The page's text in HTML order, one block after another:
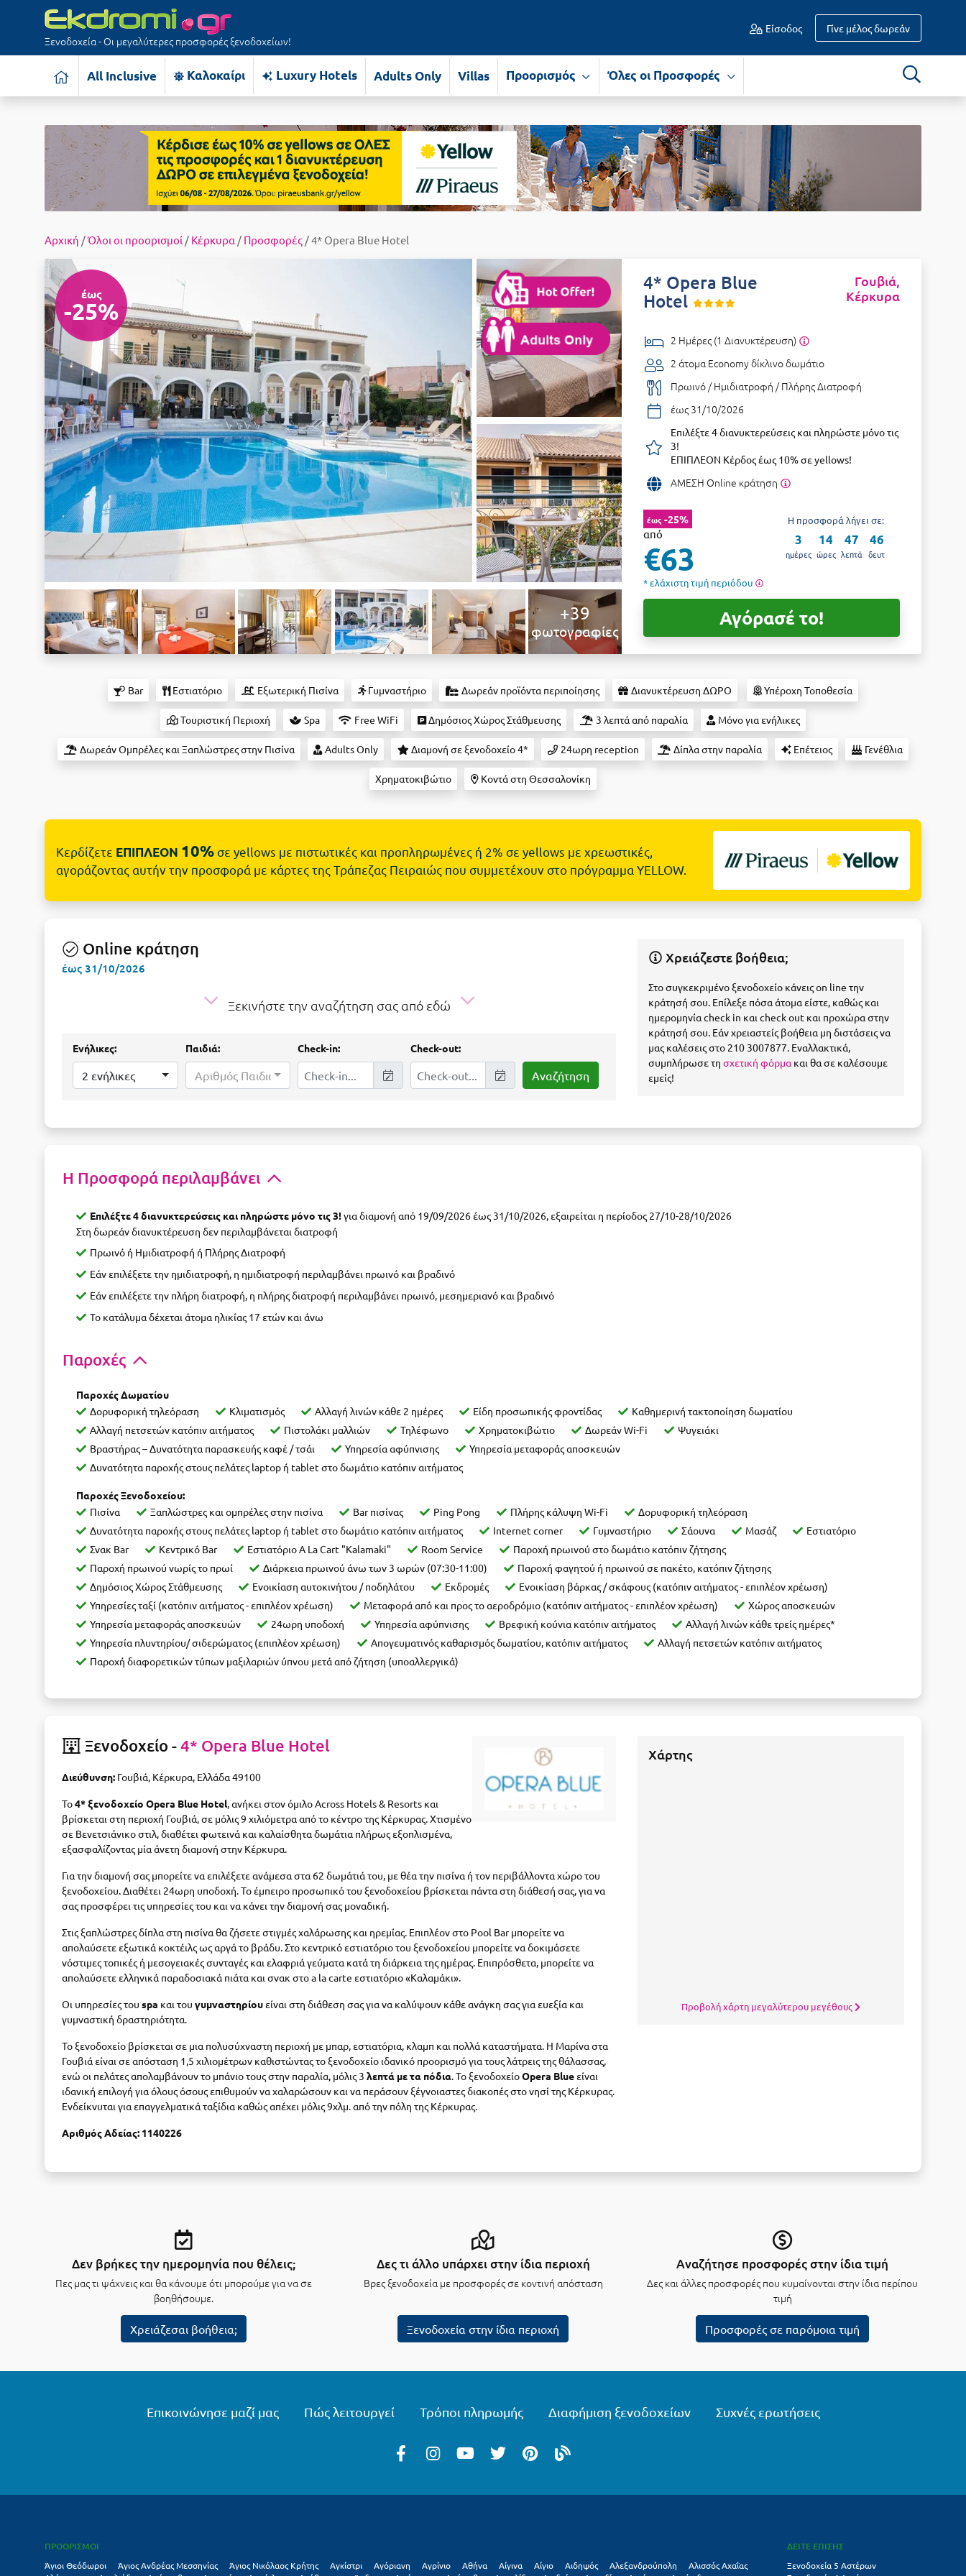
Ξενοδοχεία - Οι μεγαλύτερες προσφορές ξενοδοχείων!
Είσοδος Γίνε μέλος δωρεάν
All Inclusive Καλοκαίρι Luxury Hotels Adults Only Villas Προορισμός Όλες οι Προσφορές
Αρχική /Όλοι οι προορισμοί / Κέρκυρα / Προσφορές / 4* Opera Blue Hotel
έως
-25%
+39
φωτογραφίες
4* Opera Blue
Hotel
Γουβιά,
Κέρκυρα
2 Ημέρες (1 Διανυκτέρευση)
2 άτομα Economy δίκλινο δωμάτιο
Πρωινό / Ημιδιατροφή / Πλήρης Διατροφή
έως 31/10/2026
Επιλέξτε 4 διανυκτερεύσεις και πληρώστε μόνο τις
3!
ΕΠΙΠΛΕΟΝ Κέρδος έως 10% σε yellows!
ΑΜΕΣΗ Online κράτηση
έως -25%
από
€63
* ελάχιστη τιμή περιόδου
Η προσφορά λήγει σε:
3
ημέρες
14
ώρες
47
λεπτά
45
δευτ
Αγόρασέ το!
Bar Εστιατόριο Εξωτερική Πισίνα Γυμναστήριο Δωρεάν προϊόντα περιποίησης Διανυκτέρευση ΔΩΡΟ Υπέροχη Τοποθεσία
Τουριστική Περιοχή Spa Free WiFi Δημόσιος Χώρος Στάθμευσης 3 λεπτά από παραλία Μόνο για ενήλικες
Δωρεάν Ομπρέλες και Ξαπλώστρες στην Πισίνα Adults Only Διαμονή σε ξενοδοχείο 4* 24ωρη reception Δίπλα στην παραλία Επέτειος Γενέθλια
Χρηματοκιβώτιο Κοντά στη Θεσσαλονίκη
Κερδίζετε ΕΠΙΠΛΕΟΝ 10%σε yellows με πιστωτικές και προπληρωμένες ή 2% σε yellows με χρεωστικές,
αγοράζοντας αυτήν την προσφορά με κάρτες της Τράπεζας Πειραιώς που συμμετέχουν στο πρόγραμμα YELLOW.
Online κράτηση
έως 31/10/2026
Ξεκινήστε την αναζήτηση σας από εδώ
Ενήλικες:
2 ενήλικες
Παιδιά:
Αριθμός Παιδιών...
Check-in: Check-out:
Χρειάζεστε βοήθεια;
Στο συγκεκριμένο ξενοδοχείο κάνεις on line την
κράτησή σου. Επίλεξε πόσα άτομα είστε, καθώς και
ημερομηνία check in και check out και προχώρα στην
κράτησή σου. Εάν χρειαστείς βοήθεια μη διστάσεις να
μας καλέσεις στο 210 3007877. Εναλλακτικά,
συμπλήρωσε τησχετική φόρμα και θα σε καλέσουμε
εμείς!
Η Προσφορά περιλαμβάνει
Επιλέξτε 4 διανυκτερεύσεις και πληρώστε μόνο τις 3!για διαμονή από 19/09/2026 έως 31/10/2026, εξαιρείται η περίοδος 27/10-28/10/2026
Στη δωρεάν διανυκτέρευση δεν περιλαμβάνεται διατροφή
Πρωινό ή Ημιδιατροφή ή Πλήρης Διατροφή
Εάν επιλέξετε την ημιδιατροφή, η ημιδιατροφή περιλαμβάνει πρωινό και βραδινό
Εάν επιλέξετε την πλήρη διατροφή, η πλήρης διατροφή περιλαμβάνει πρωινό, μεσημεριανό και βραδινό
Το κατάλυμα δέχεται άτομα ηλικίας 17 ετών και άνω
Παροχές
Παροχές Δωματίου
Δορυφορική τηλεόραση
Κλιματισμός Αλλαγή λινών κάθε 2 ημέρες Είδη προσωπικής φροντίδας
Καθημερινή τακτοποίηση δωματίου
Αλλαγή πετσετών κατόπιν αιτήματος
Πιστολάκι μαλλιών Τηλέφωνο Χρηματοκιβώτιο Δωρεάν Wi-Fi
Ψυγειάκι
Βραστήρας – Δυνατότητα παρασκευής καφέ / τσάι
Υπηρεσία αφύπνισης
Υπηρεσία μεταφοράς αποσκευών
Δυνατότητα παροχής στους πελάτες laptop ή tablet στο δωμάτιο κατόπιν αιτήματος
Παροχές Ξενοδοχείου:
Πισίνα
Ξαπλώστρες και ομπρέλες στην πισίνα Bar πισίνας Ping Pong Πλήρης κάλυψη Wi-Fi
Δορυφορική τηλεόραση
Δυνατότητα παροχής στους πελάτες laptop ή tablet στο δωμάτιο κατόπιν αιτήματος
Internet corner Γυμναστήριο Σάουνα Μασάζ
Εστιατόριο
Σνακ Bar
Κεντρικό Bar Εστιατόριο A La Cart "Kalamaki" Room Service
Παροχή πρωινού στο δωμάτιο κατόπιν ζήτησης
Παροχή πρωινού νωρίς το πρωί
Διάρκεια πρωινού άνω των 3 ωρών (07:30-11:00)
Παροχή φαγητού ή πρωινού σε πακέτο, κατόπιν ζήτησης
Δημόσιος Χώρος Στάθμευσης
Ενοικίαση αυτοκινήτου / ποδηλάτου Εκδρομές
Ενοικίαση βάρκας / σκάφους (κατόπιν αιτήματος - επιπλέον χρέωση)
Υπηρεσίες ταξί (κατόπιν αιτήματος - επιπλέον χρέωση)
Μεταφορά από και προς το αεροδρόμιο (κατόπιν αιτήματος - επιπλέον χρέωση)
Χώρος αποσκευών
Υπηρεσία μεταφοράς αποσκευών
24ωρη υποδοχή Υπηρεσία αφύπνισης Βρεφική κούνια κατόπιν αιτήματος
Αλλαγή λινών κάθε τρείς ημέρες*
Υπηρεσία πλυντηρίου/ σιδερώματος (επιπλέον χρέωση)
Απογευματινός καθαρισμός δωματίου, κατόπιν αιτήματος
Αλλαγή πετσετών κατόπιν αιτήματος
Παροχή διαφορετικών τύπων μαξιλαριών ύπνου μετά από ζήτηση (υποαλλεργικά)
Ξενοδοχείο -4* Opera Blue Hotel
Διεύθυνση: Γουβιά, Κέρκυρα, Ελλάδα 49100
Το4* ξενοδοχείο Opera Blue Hotel, ανήκει στον όμιλο Across Hotels & Resorts και
βρίσκεται στη περιοχή Γουβιά, σε μόλις 9 χιλιόμετρα από το κέντρο της Κέρκυρας. Χτισμένο
σε Βενετσιάνικο στιλ, διαθέτει φωτεινά και καλαίσθητα δωμάτια πλήρως εξοπλισμένα,
εξασφαλίζοντας μία άνετη διαμονή στην Κέρκυρα.
Για την διαμονή σας μπορείτε να επιλέξετε ανάμεσα στα 62 δωμάτιά του, με θέα την πισίνα ή τον περιβάλλοντα χώρο του
ξενοδοχείου. Διαθέτει 24ωρη υποδοχή. Το έμπειρο προσωπικό του ξενοδοχείου βρίσκεται πάντα στη διάθεσή σας, για να
σας προσφέρει τις υπηρεσίες του και να κάνει την διαμονή σας μοναδική.
Στις ξαπλώστρες δίπλα στη πισίνα θα ζήσετε στιγμές χαλάρωσης και ηρεμίας. Επιπλέον στο Pool Bar μπορείτε να
απολαύσετε εξωτικά κοκτέιλς ως αργά το βράδυ. Στο κεντρικό εστιατόριο του ξενοδοχείου μπορείτε να δοκιμάσετε
νόστιμες τοπικές ή μεσογειακές συνταγές και ελαφριά γεύματα κατά τη διάρκεια της ημέρας. Επιπρόσθετα, μπορείτε να
απολαύσετε ελληνικά παραδοσιακά πιάτα και σνακ στο a la carte εστιατόριο «Καλαμάκι».
Οι υπηρεσίες του spa και του γυμναστηρίουείναι στη διάθεση σας για να καλύψουν κάθε ανάγκη σας για ευεξία και
γυμναστική δραστηριότητα.
Το ξενοδοχείο βρίσκεται σε μια πολυσύχναστη περιοχή με μπαρ, εστιατόρια, κλαμπ και πολλά καταστήματα. Η Μαρίνα στα
Γουβιά είναι σε απόσταση 1,5 χιλιομέτρων καθιστώντας το ξενοδοχείο ιδανικό προορισμό για τους λάτρεις της θάλασσας,
ενώ οι πελάτες απολαμβάνουν το μπάνιο τους στην παραλία, μόλις 3 λεπτά με τα πόδια. Το ξενοδοχείοOpera Blueείναι
ιδανική επιλογή για όλους όσους επιθυμούν να χαλαρώσουν και να περάσουν ξέγνοιαστες διακοπές στο νησί της Κέρκυρας.
Ενδείκνυται για επαγγελματικά ταξίδια καθώς απέχει μόλις 9χλμ. από την πόλη της Κέρκυρας.
Αριθμός Αδείας: 1140226
Χάρτης
Προβολή χάρτη μεγαλύτερου μεγέθους
Δεν βρήκες την ημερομηνία που θέλεις;
Πες μας τι ψάχνεις και θα κάνουμε ότι μπορούμε για να σε
βοηθήσουμε.
Χρειάζεσαι βοήθεια;
Δες τι άλλο υπάρχει στην ίδια περιοχή
Βρες ξενοδοχεία με προσφορές σε κοντινή απόσταση
Ξενοδοχεία στην ίδια περιοχή
Αναζήτησε προσφορές στην ίδια τιμή
Δες και άλλες προσφορές που κυμαίνονται στην ίδια περίπου
τιμή
Προσφορές σε παρόμοια τιμή
Επικοινώνησε μαζί μας Πώς λειτουργεί Τρόποι πληρωμής Διαφήμιση ξενοδοχείων Συχνές ερωτήσεις
ΠΡΟΟΡΙΣΜΟΙ
Άγιοι Θεόδωροι Άγιος Ανδρέας Μεσσηνίας Άγιος Νικόλαος Κρήτης Αγκίστρι Αγόριανη Αγρίνιο Αθήνα Αίγινα Αίγιο Αιδηψός Αλεξανδρούπολη
Αλισσός Αχαΐας
ΔΕΙΤΕ ΕΠΙΣΗΣ
Ξενοδοχεία 5 Αστέρων